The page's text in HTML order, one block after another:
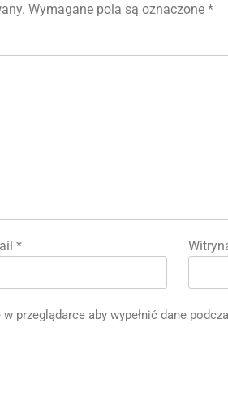
Wymagane pola są oznaczone *
*
przeglądarce aby wypełnić dane